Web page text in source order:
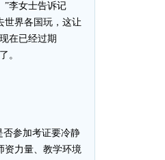
”李女士告诉记
世界各国玩，这让
在已经过期
。
参加考证要冷静
资力量、教学环境